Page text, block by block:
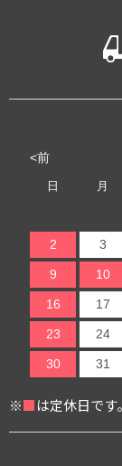
<前
日 月
2 3
9 10
16 17
23 24
30 31
※■は定休日です。